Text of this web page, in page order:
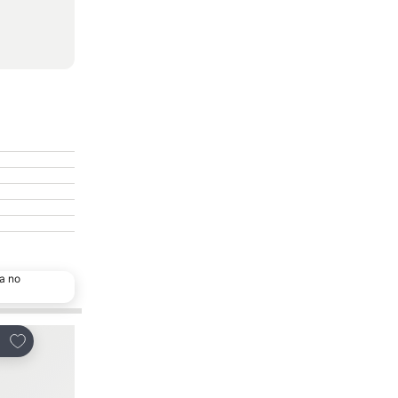
no
Adicionar aos favoritos